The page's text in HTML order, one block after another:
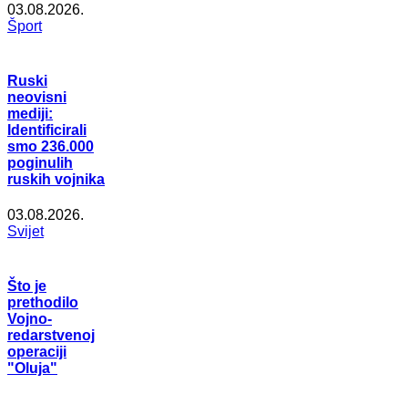
03.08.2026.
Šport
Ruski
neovisni
mediji:
Identificirali
smo 236.000
poginulih
ruskih vojnika
03.08.2026.
Svijet
Što je
prethodilo
Vojno-
redarstvenoj
operaciji
"Oluja"